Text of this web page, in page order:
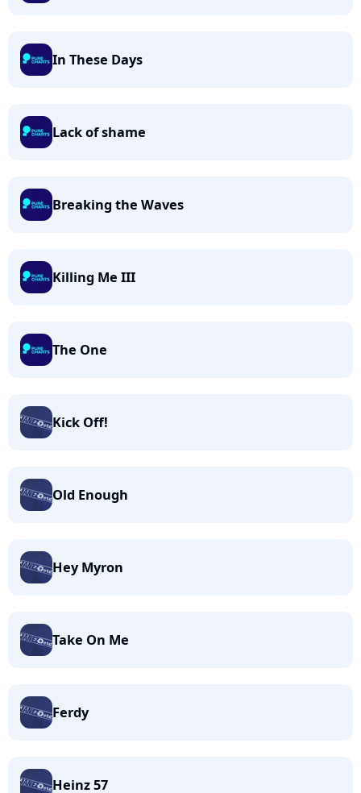
In These Days
Lack of shame
Breaking the Waves
Killing Me III
The One
Kick Off!
Old Enough
Hey Myron
Take On Me
Ferdy
Heinz 57